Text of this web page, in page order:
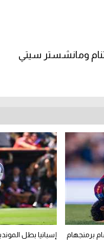
ومانشستر سيتي
برمنجهام إسبانيا بطل